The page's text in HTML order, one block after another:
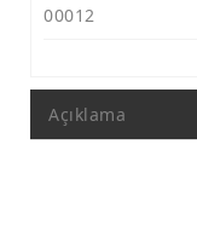
00012
Açıklama